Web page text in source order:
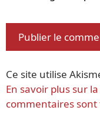
Ce site utilise
En savoir plus sur
commentaires